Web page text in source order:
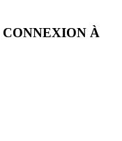
CONNEXION À